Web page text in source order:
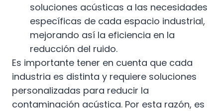
soluciones acústicas a las necesidades
específicas de cada espacio industrial,
mejorando así la eficiencia en la
reducción del ruido.
Es importante tener en cuenta que cada
industria es distinta y requiere soluciones
personalizadas para reducir la
contaminación acústica. Por esta razón, es